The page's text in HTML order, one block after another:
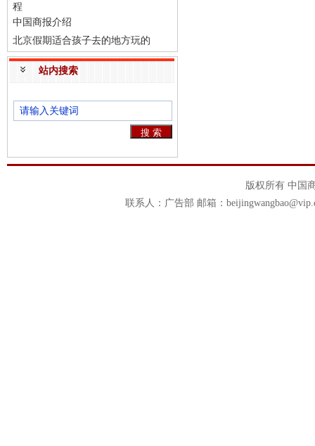
程
中国商报介绍
北京假期适合孩子去的地方玩的
站内搜索
版权所有 中国
联系人：广告部 邮箱：